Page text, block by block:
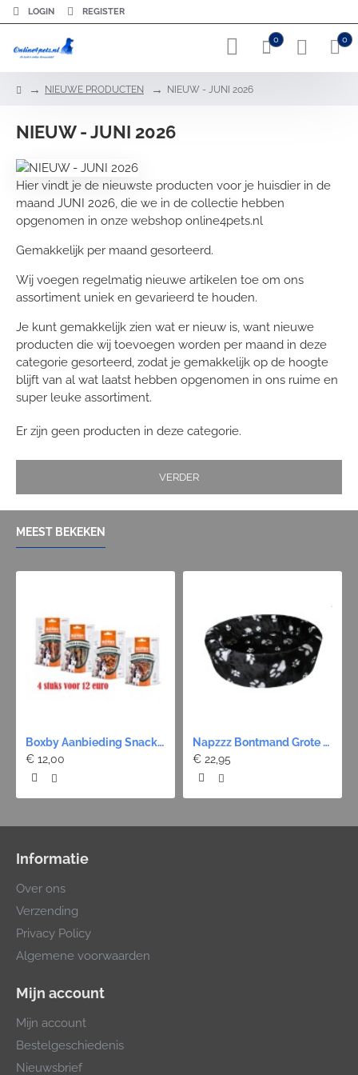
LOGIN REGISTER
0 0
e
NIEUWE PRODUCTEN NIEUW - JUNI 2026
NIEUW - JUNI 2026
Hier vindt je de nieuwste producten voor je huisdier in de
maand JUNI 2026, die we in de collectie hebben
opgenomen in onze webshop online4pets.nl
Gemakkelijk per maand gesorteerd.
Wij voegen regelmatig nieuwe artikelen toe om ons
assortiment uniek en gevarieerd te houden.
Je kunt gemakkelijk zien wat er nieuw is, want nieuwe
producten die wij toevoegen worden per maand in deze
categorie gesorteerd, zodat je gemakkelijk op de hoogte
blijft van al wat laatst hebben opgenomen in ons ruime en
super leuke assortiment.
Er zijn geen producten in deze categorie.
VERDER
MEEST BEKEKEN
Boxby Aanbieding Snack - 4 Stuks 12 Euro!
€ 12,00
Napzzz Bontmand Grote Poot - Zwart 9 maten
€ 22,95
Informatie
Over ons
Verzending
Privacy Policy
Algemene voorwaarden
Mijn account
Mijn account
Bestelgeschiedenis
Nieuwsbrief